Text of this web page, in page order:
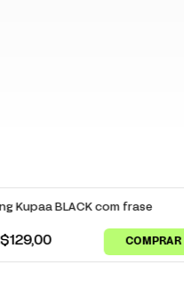
Kupaa BLACK com frase